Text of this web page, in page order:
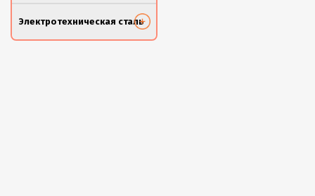
Электротехническая сталь